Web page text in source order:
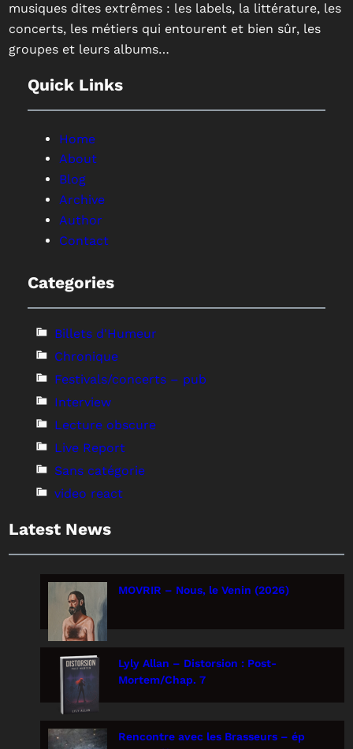
musiques dites extrêmes : les labels, la littérature, les
concerts, les métiers qui entourent et bien sûr, les
groupes et leurs albums…
Quick Links
Home
About
Blog
Archive
Author
Contact
Categories
Billets d'Humeur
Chronique
Festivals/concerts – pub
Interview
Lecture obscure
Live Report
Sans catégorie
video react
Latest News
MOVRIR – Nous, le Venin (2026)
Lyly Allan – Distorsion : Post-
Mortem/Chap. 7
Rencontre avec les Brasseurs – ép